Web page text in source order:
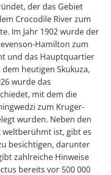
der das Gebiet
Crocodile River zum
Im Jahr 1902 wurde der
Hamilton zum
und das Hauptquartier
heutigen Skukuza,
wurde das
mit dem die
zum Kruger-
wurden. Neben den
ist, gibt es
besichtigen, darunter
zahlreiche Hinweise
bereits vor 500 000